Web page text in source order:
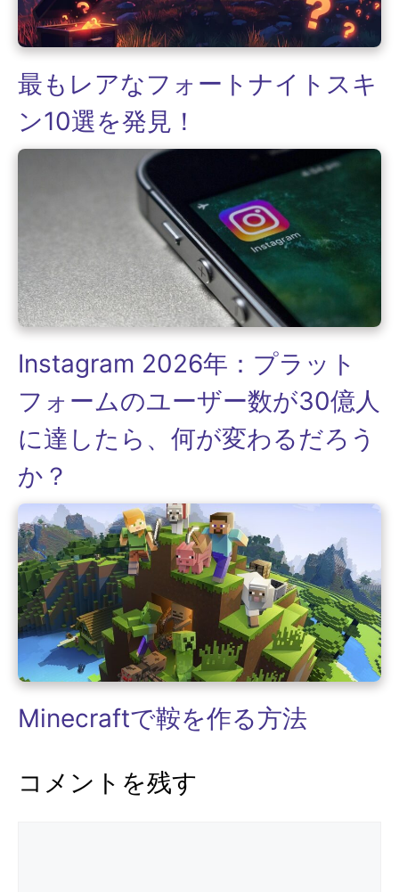
最もレアなフォートナイトスキ
ン10選を発見！
Instagram 2026年：プラット
フォームのユーザー数が30億人
に達したら、何が変わるだろう
か？
Minecraftで鞍を作る方法
コメントを残す